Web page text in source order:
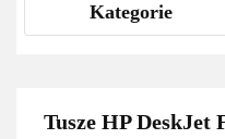
Kategorie
Tusze HP DeskJet